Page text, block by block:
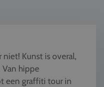
niet! Kunst is overal,
hippe
een graffiti tour in